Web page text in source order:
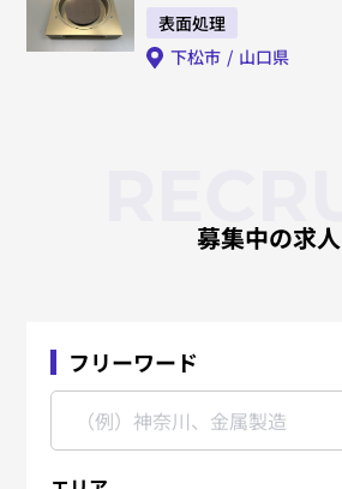
表面処理
山口県
下松市
募集中の求人
フリーワード